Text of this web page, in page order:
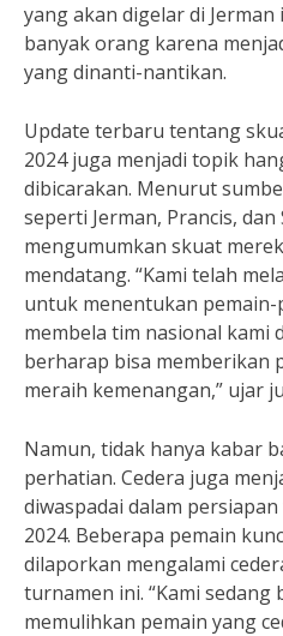
yang akan digelar di
banyak orang karena
yang dinanti-nantikan.
Update terbaru tentang
2024 juga menjadi topik
dibicarakan. Menurut
seperti Jerman, Prancis,
mengumumkan skuat
mendatang. “Kami telah
untuk menentukan
membela tim nasional kami
berharap bisa memberikan
meraih kemenangan,” ujar
Namun, tidak hanya kabar
perhatian. Cedera juga
diwaspadai dalam
2024. Beberapa pemain
dilaporkan mengalami
turnamen ini. “Kami
memulihkan pemain yang